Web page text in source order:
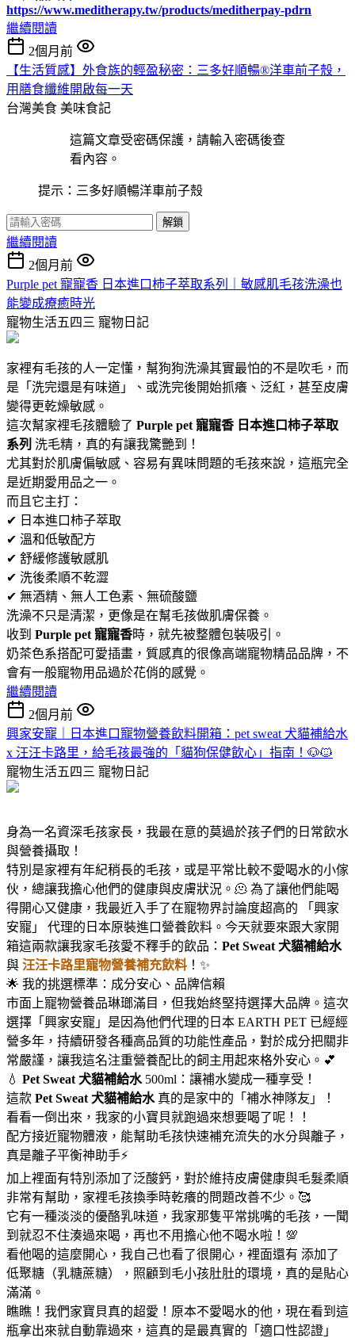
https://www.meditherapy.tw/products/meditherpay-pdrn
繼續閱讀
2個月前
【生活質感】外食族的輕盈秘密：三多好順暢®洋車前子殼，
用膳食纖維開啟每一天
台灣美食 美味食記
這篇文章受密碼保護，請輸入密碼後查
看內容。
提示：三多好順暢洋車前子殼
解鎖
繼續閱讀
2個月前
Purple pet 寵寵香 日本進口柿子萃取系列｜敏感肌毛孩洗澡也
能變成療癒時光
寵物生活五四三 寵物日記
家裡有毛孩的人一定懂，幫狗狗洗澡其實最怕的不是吹毛，而
是「洗完還是有味道」、或洗完後開始抓癢、泛紅，甚至皮膚
變得更乾燥敏感。
這次幫家裡毛孩體驗了 Purple pet 寵寵香 日本進口柿子萃取
系列 洗毛精，真的有讓我驚艷到！
尤其對於肌膚偏敏感、容易有異味問題的毛孩來說，這瓶完全
是近期愛用品之一。
而且它主打：
✔ 日本進口柿子萃取
✔ 溫和低敏配方
✔ 舒緩修護敏感肌
✔ 洗後柔順不乾澀
✔ 無酒精、無人工色素、無硫酸鹽
洗澡不只是清潔，更像是在幫毛孩做肌膚保養。
收到 Purple pet 寵寵香時，就先被整體包裝吸引。
奶茶色系搭配可愛插畫，質感真的很像高端寵物精品品牌，不
會有一般寵物用品過於花俏的感覺。
繼續閱讀
2個月前
興家安寵｜日本進口寵物營養飲料開箱：pet sweat 犬貓補給水
x 汪汪卡路里，給毛孩最強的「貓狗保健飲心」指南！🐶🐱
寵物生活五四三 寵物日記
身為一名資深毛孩家長，我最在意的莫過於孩子們的日常飲水
與營養攝取！
特別是家裡有年紀稍長的毛孩，或是平常比較不愛喝水的小傢
伙，總讓我擔心他們的健康與皮膚狀況。🫠 為了讓他們能喝
得開心又健康，我最近入手了在寵物界討論度超高的 「興家
安寵」 代理的日本原裝進口營養飲料。今天就要來跟大家開
箱這兩款讓我家毛孩愛不釋手的飲品： Pet Sweat 犬貓補給水
與 汪汪卡路里寵物營養補充飲料 ！✨
🌟 我的挑選標準：成分安心、品牌信賴
市面上寵物營養品琳瑯滿目，但我始終堅持選擇大品牌。這次
選擇「興家安寵」是因為他們代理的日本 EARTH PET 已經經
營多年，持續研發各種高品質的功能性產品，對於成分把關非
常嚴謹，讓我這名注重營養配比的飼主用起來格外安心。💕
💧 Pet Sweat 犬貓補給水500ml：讓補水變成一種享受！
這款 Pet Sweat 犬貓補給水 真的是家中的「補水神隊友」！
看看一倒出來，我家的小寶貝就跑過來想要喝了呢！！
配方接近寵物體液，能幫助毛孩快速補充流失的水分與離子，
真是離子平衡神助手⚡
加上裡面有特別添加了泛酸鈣，對於維持皮膚健康與毛髮柔順
非常有幫助，家裡毛孩換季時乾癢的問題改善不少。🥰
它有一種淡淡的優酪乳味道，我家那隻平常挑嘴的毛孩，一聞
到就忍不住湊過來喝，再也不用擔心他不喝水啦！💯
看他喝的這麼開心，我自己也看了很開心，裡面還有 添加了
低聚糖（乳糖蔗糖），照顧到毛小孩肚肚的環境，真的是貼心
滿滿。
瞧瞧！我們家寶貝真的超愛！原本不愛喝水的他，現在看到這
瓶拿出來就自動靠過來，這真的是最真實的「適口性認證」